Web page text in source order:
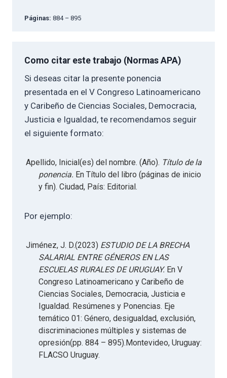
Páginas: 884 – 895
Como citar este trabajo (Normas APA)
Si deseas citar la presente ponencia
presentada en el V Congreso Latinoamericano
y Caribeño de Ciencias Sociales, Democracia,
Justicia e Igualdad, te recomendamos seguir
el siguiente formato:
Apellido, Inicial(es) del nombre. (Año). Título de la
ponencia. En Título del libro (páginas de inicio
y fin). Ciudad, País: Editorial.
Por ejemplo:
Jiménez, J. D.(2023) ESTUDIO DE LA BRECHA
SALARIAL ENTRE GÉNEROS EN LAS
ESCUELAS RURALES DE URUGUAY. En V
Congreso Latinoamericano y Caribeño de
Ciencias Sociales, Democracia, Justicia e
Igualdad. Resúmenes y Ponencias. Eje
temático 01: Género, desigualdad, exclusión,
discriminaciones múltiples y sistemas de
opresión(pp. 884 – 895).Montevideo, Uruguay:
FLACSO Uruguay.